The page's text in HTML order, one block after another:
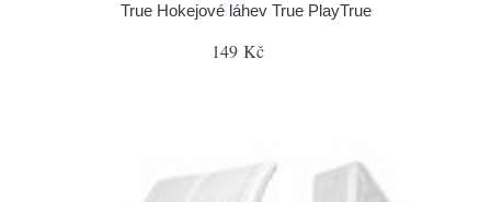
True Hokejové láhev True PlayTrue
149 Kč